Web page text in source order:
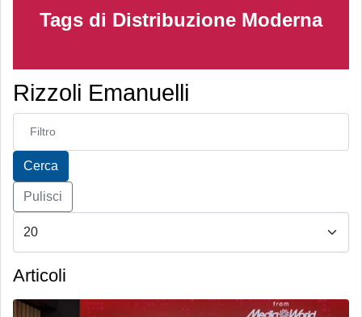
Tags di Distribuzione Moderna
Rizzoli Emanuelli
Inserisci parte del titolo
Cerca
Pulisci
Articoli